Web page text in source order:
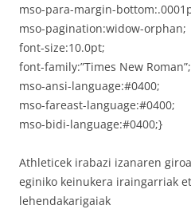
mso-para-margin-
mso-pagination:widow-orphan;
font-size:10.0pt;
font-family:”Times New Roman”;
mso-ansi-language:#0400;
mso-fareast-language:#0400;
mso-bidi-language:#0400;}
Athleticek irabazi izanaren
eginiko keinukera iraingarriak
lehendakarigaiak